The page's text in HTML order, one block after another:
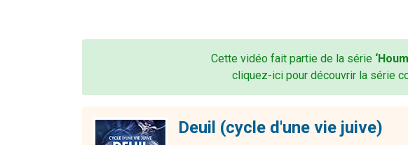
Cette vidéo fait partie de la série
cliquez-ici pour découvrir la série
Deuil (cycle d'une vie juive)